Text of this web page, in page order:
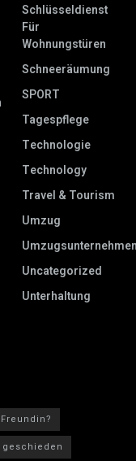
Schlüsseldienst
Für
Wohnungstüren
Schneeräumung
SPORT
Tagespflege
Technologie
Technology
Travel & Tourism
Umzug
Uncategorized
Unterhaltung
geschieden